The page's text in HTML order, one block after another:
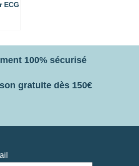
ECG
100% sécurisé
gratuite dès 150€